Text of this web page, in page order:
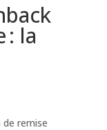
: la
remise